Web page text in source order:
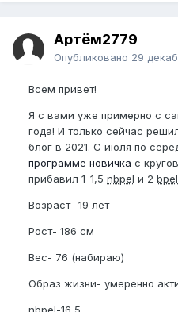
Артём2779
Опубликовано 29
Всем привет!
Я с вами уже примерно с
года! И только сейчас
блог в 2021. С июля по
программе новичка с
прибавил 1-1,5 nbpel и 2 bpel
Возраст- 19 лет
Рост- 186 см
Вес- 76 (набираю)
Образ жизни- умеренно
nbpel-16,5